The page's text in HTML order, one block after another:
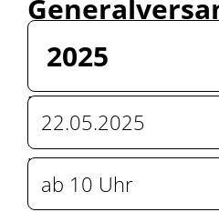
Datum:
Uhrzeit: